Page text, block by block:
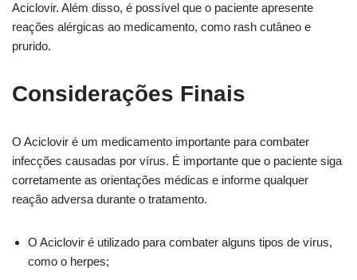
Aciclovir. Além disso, é possível que o paciente apresente
reações alérgicas ao medicamento, como rash cutâneo e
prurido.
Considerações Finais
O Aciclovir é um medicamento importante para combater
infecções causadas por vírus. É importante que o paciente siga
corretamente as orientações médicas e informe qualquer
reação adversa durante o tratamento.
O Aciclovir é utilizado para combater alguns tipos de vírus,
como o herpes;